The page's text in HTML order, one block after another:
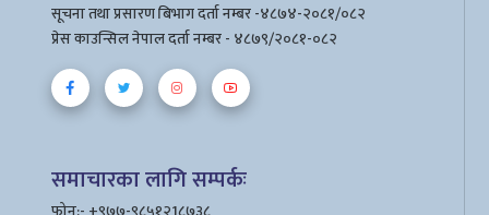
सूचना तथा प्रसारण बिभाग दर्ता नम्बर -४८७४-२०८१/०८२
प्रेस काउन्सिल नेपाल दर्ता नम्बर - ४८७९/२०८१-०८२
समाचारका लागि सम्पर्कः